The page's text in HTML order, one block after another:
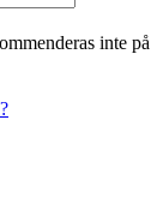
inte